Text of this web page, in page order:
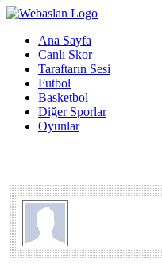
Ana Sayfa
Canlı Skor
Taraftarın Sesi
Futbol
Basketbol
Diğer Sporlar
Oyunlar